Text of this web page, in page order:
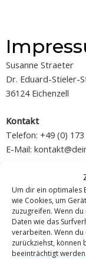
Um dir ein optimales
wie Cookies, um
zuzugreifen. Wenn
Daten wie das
verarbeiten. Wenn
zurückziehst, können
beeinträchtigt werden.
Susanne Straeter
Dr. Eduard-Stieler-
36124 Eichenzell
Kontakt
Telefon: +49 (0)
E-Mail:
Redaktionell
Susanne Straeter
Wir sind nicht